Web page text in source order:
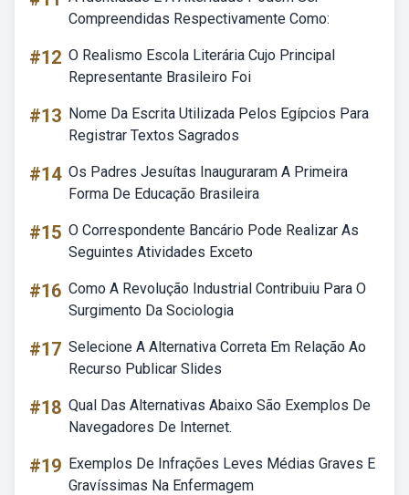
Compreendidas Respectivamente Como:
#12 O Realismo Escola Literária Cujo Principal
Representante Brasileiro Foi
#13 Nome Da Escrita Utilizada Pelos Egípcios Para
Registrar Textos Sagrados
#14 Os Padres Jesuítas Inauguraram A Primeira
Forma De Educação Brasileira
#15 O Correspondente Bancário Pode Realizar As
Seguintes Atividades Exceto
#16 Como A Revolução Industrial Contribuiu Para O
Surgimento Da Sociologia
#17 Selecione A Alternativa Correta Em Relação Ao
Recurso Publicar Slides
#18 Qual Das Alternativas Abaixo São Exemplos De
Navegadores De Internet.
#19 Exemplos De Infrações Leves Médias Graves E
Gravíssimas Na Enfermagem